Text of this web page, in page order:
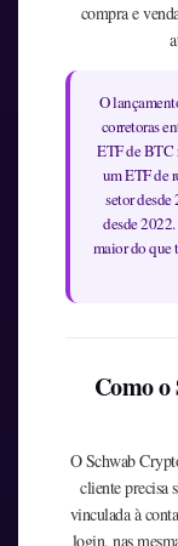
compra e
O
corretoras
ETF de BTC
um ETF de
setor
desde
maior do que
Como
O Schwab
cliente precisa
vinculada à
login, nas